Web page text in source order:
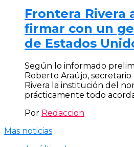
Frontera Rivera
firmar con un
de Estados
Según lo informado
Roberto Araújo,
Rivera la institución del
prácticamente todo
Por Redaccion
Mas noticias